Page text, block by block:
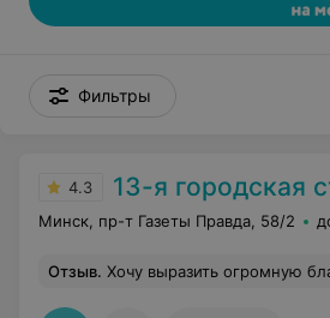
Фильтры
4.3 13-я городская
Минск, пр-т Газеты Правда, 58/2
Отзыв. Хочу выразить огромную благодарность врачу Сергею Владимировичу. Он переделывал мне протезы, которые в